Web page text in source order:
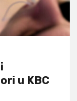
u KBC